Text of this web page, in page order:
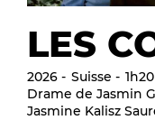
LES
2026 Suisse
Drame de Jasmin
Jasmine Kalisz